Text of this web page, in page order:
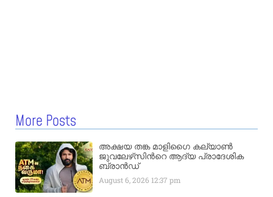
More Posts
അക്ഷയ തങ്ക മാളിഗൈ കല്യാണ്‍
ജുവലേഴ്‌സിന്‍റെ ആദ്യ പ്രാദേശിക
ബ്രാന്‍ഡ്
August 6, 2026 12:37 pm